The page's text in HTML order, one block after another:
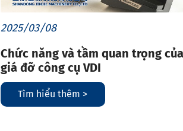
2025/03/08
Chức năng và tầm quan trọng của
giá đỡ công cụ VDI
Tìm hiểu thêm >